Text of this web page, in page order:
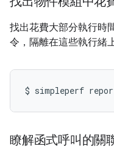
找出花費大部分執行時
令，隔離在這些執行緒
$ simpleperf
瞭解函式呼叫的關